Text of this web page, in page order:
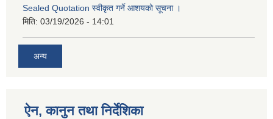
Sealed Quotation स्वीकृत गर्ने आशयको सूचना ।
मिति: 03/19/2026 - 14:01
अन्य
ऐन, कानुन तथा निर्देशिका